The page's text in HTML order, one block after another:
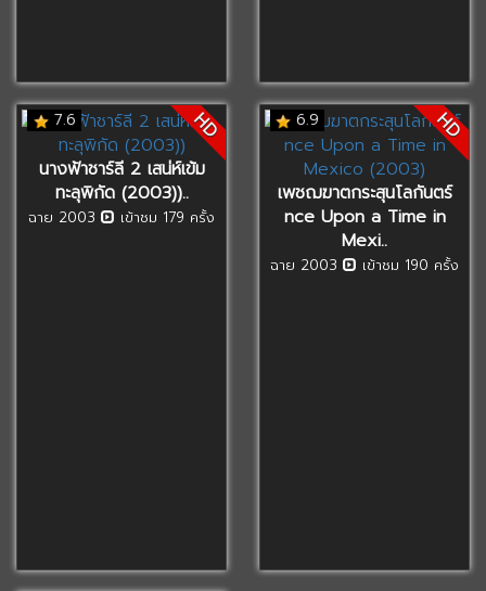
7.6 HD
นางฟ้าชาร์ลี 2 เสน่ห์เข้ม
ทะลุพิกัด (2003))..
ฉาย 2003 เข้าชม 179 ครั้ง
6.9 HD
เพชฌฆาตกระสุนโลกันตร์
nce Upon a Time in
Mexi..
ฉาย 2003 เข้าชม 190 ครั้ง